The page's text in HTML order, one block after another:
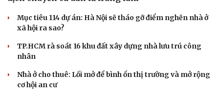
Mục tiêu 114 dự án: Hà Nội sẽ tháo gỡ điểm nghẽn nhà ở
xã hội ra sao?
TP.HCM rà soát 16 khu đất xây dựng nhà lưu trú công
nhân
Nhà ở cho thuê: Lối mở để bình ổn thị trường và mở rộng
cơ hội an cư